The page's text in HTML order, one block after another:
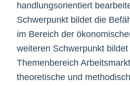
handlungsorientiert
Schwerpunkt bildet die
im Bereich der
weiteren Schwerpunkt bildet
Themenbereich
theoretische und